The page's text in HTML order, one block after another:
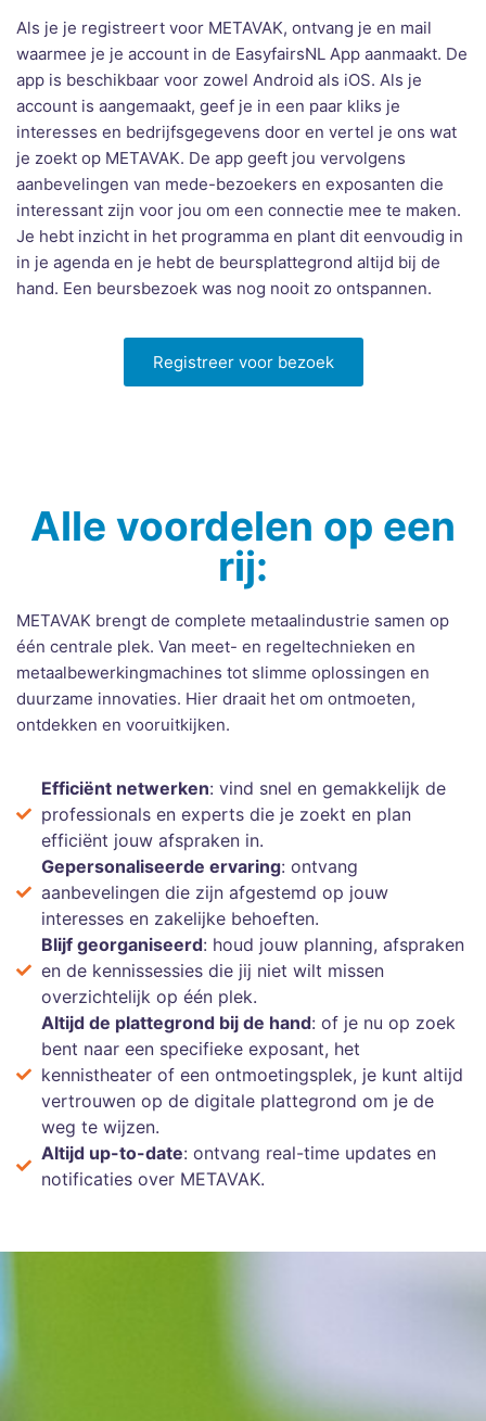
Als je je registreert voor METAVAK, ontvang je en mail
waarmee je je account in de EasyfairsNL App aanmaakt. De
app is beschikbaar voor zowel Android als iOS. Als je
account is aangemaakt, geef je in een paar kliks je
interesses en bedrijfsgegevens door en vertel je ons wat
je zoekt op METAVAK. De app geeft jou vervolgens
aanbevelingen van mede-bezoekers en exposanten die
interessant zijn voor jou om een connectie mee te maken.
Je hebt inzicht in het programma en plant dit eenvoudig in
in je agenda en je hebt de beursplattegrond altijd bij de
hand. Een beursbezoek was nog nooit zo ontspannen.
Registreer voor bezoek
Alle voordelen op een
rij:
METAVAK brengt de complete metaalindustrie samen op
één centrale plek. Van meet- en regeltechnieken en
metaalbewerkingmachines tot slimme oplossingen en
duurzame innovaties. Hier draait het om ontmoeten,
ontdekken en vooruitkijken.
Efficiënt netwerken: vind snel en gemakkelijk de
professionals en experts die je zoekt en plan
efficiënt jouw afspraken in.
Gepersonaliseerde ervaring: ontvang
aanbevelingen die zijn afgestemd op jouw
interesses en zakelijke behoeften.
Blijf georganiseerd: houd jouw planning, afspraken
en de kennissessies die jij niet wilt missen
overzichtelijk op één plek.
Altijd de plattegrond bij de hand: of je nu op zoek
bent naar een specifieke exposant, het
kennistheater of een ontmoetingsplek, je kunt altijd
vertrouwen op de digitale plattegrond om je de
weg te wijzen.
Altijd up-to-date: ontvang real-time updates en
notificaties over METAVAK.